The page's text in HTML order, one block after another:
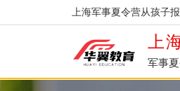
上海军事夏令营从孩子
上
军事